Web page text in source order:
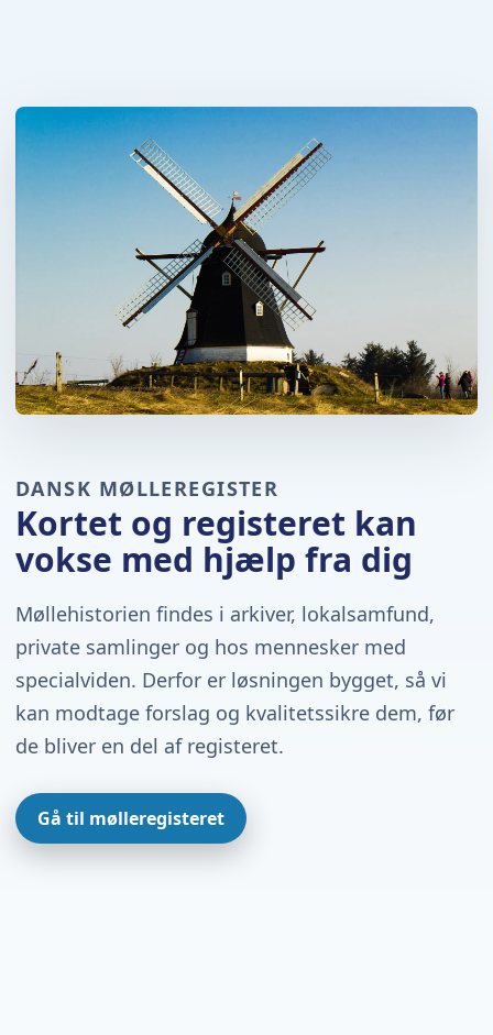
DANSK MØLLEREGISTER
Kortet og registeret kan
vokse med hjælp fra dig
Møllehistorien findes i arkiver, lokalsamfund,
private samlinger og hos mennesker med
specialviden. Derfor er løsningen bygget, så vi
kan modtage forslag og kvalitetssikre dem, før
de bliver en del af registeret.
Gå til mølleregisteret